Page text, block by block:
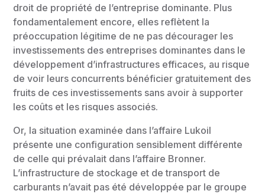
droit de propriété de l’entreprise dominante. Plus
fondamentalement encore, elles reflètent la
préoccupation légitime de ne pas décourager les
investissements des entreprises dominantes dans le
développement d’infrastructures efficaces, au risque
de voir leurs concurrents bénéficier gratuitement des
fruits de ces investissements sans avoir à supporter
les coûts et les risques associés.
Or, la situation examinée dans l’affaire Lukoil
présente une configuration sensiblement différente
de celle qui prévalait dans l’affaire Bronner.
L’infrastructure de stockage et de transport de
carburants n’avait pas été développée par le groupe